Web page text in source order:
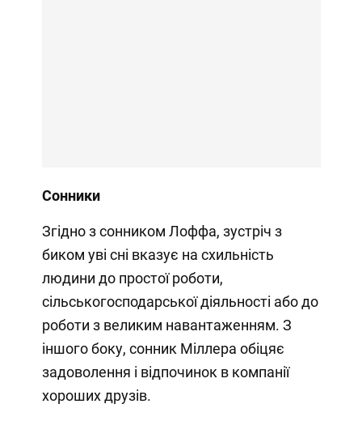
Сонники
Згідно з сонником Лоффа, зустріч з
биком уві сні вказує на схильність
людини до простої роботи,
сільськогосподарської діяльності або до
роботи з великим навантаженням. З
іншого боку, сонник Міллера обіцяє
задоволення і відпочинок в компанії
хороших друзів.